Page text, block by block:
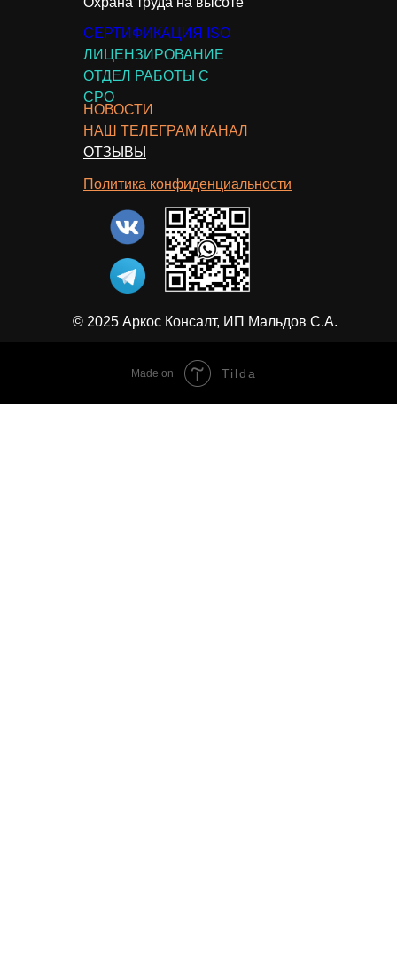
© 2025 Аркос Консалт, ИП Мальдов С.А.
Политика конфиденциальности
СЕРТИФИКАЦИЯ ISO
ОТДЕЛ РАБОТЫ С
СРО
ЛИЦЕНЗИРОВАНИЕ
НОВОСТИ
ОТЗЫВЫ
НАШ ТЕЛЕГРАМ КАНАЛ
Made on Tilda